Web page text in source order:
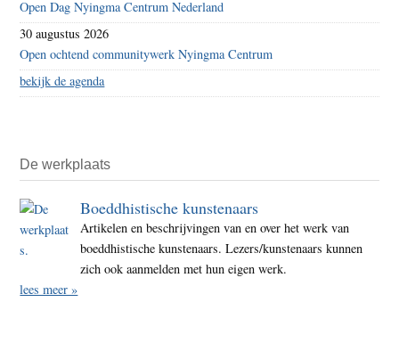
Open Dag Nyingma Centrum Nederland
30 augustus 2026
Open ochtend communitywerk Nyingma Centrum
bekijk de agenda
De werkplaats
Boeddhistische kunstenaars
Artikelen en beschrijvingen van en over het werk van
boeddhistische kunstenaars. Lezers/kunstenaars kunnen
zich ook aanmelden met hun eigen werk.
lees meer »